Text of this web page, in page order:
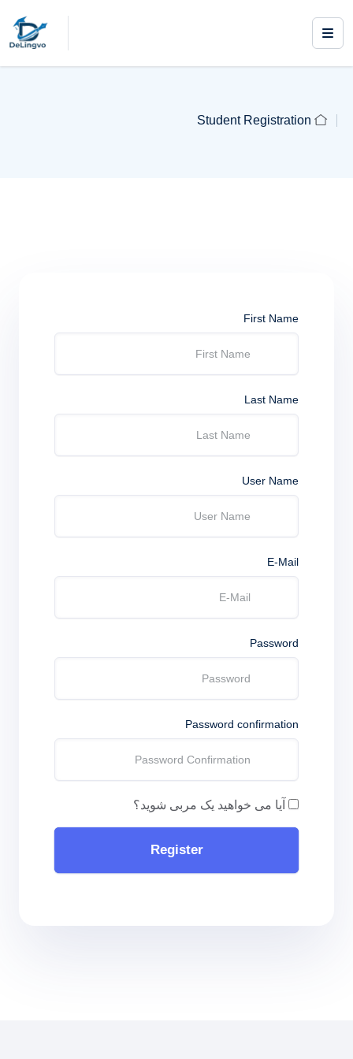
Student Registration
First Name
Last Name
User Name
E-Mail
Password
Password confirmation
آیا می خواهید یک مربی شوید؟
Register